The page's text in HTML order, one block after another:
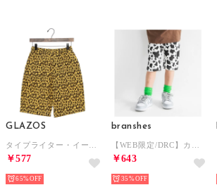
GLAZOS
￥577
65%
branshes
￥643
35%